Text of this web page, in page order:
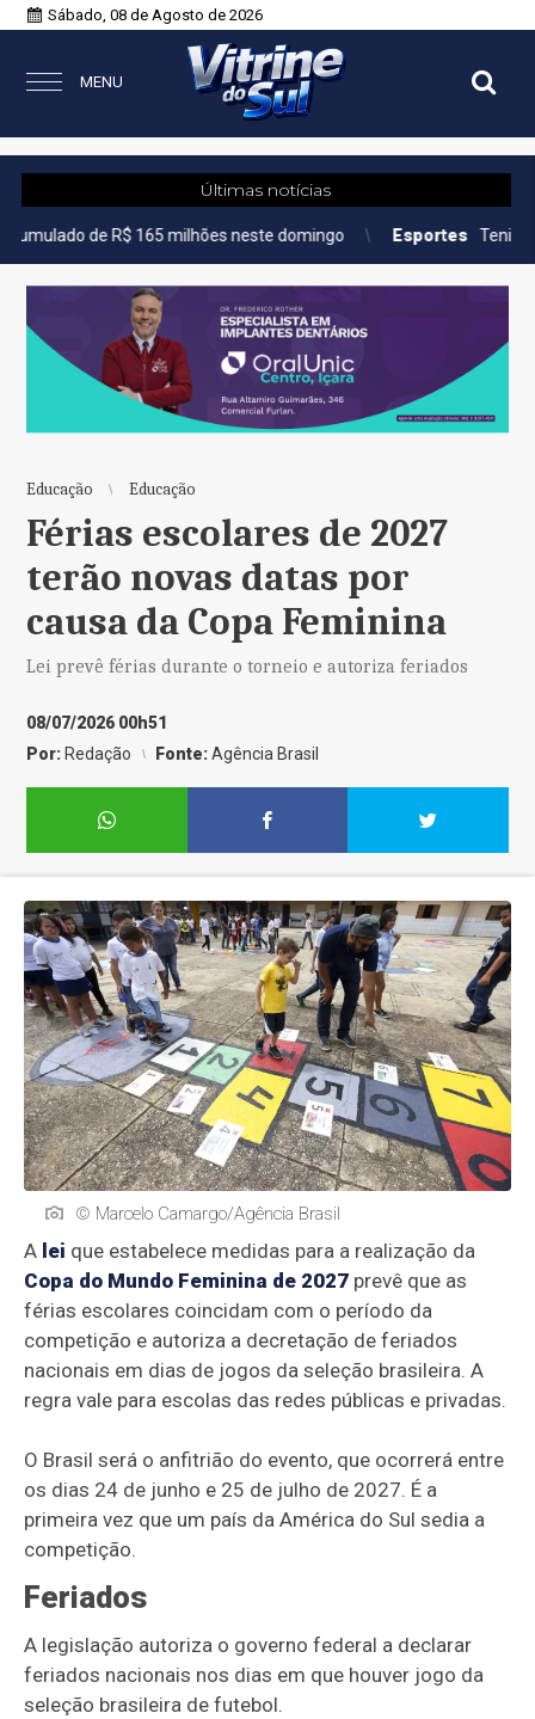
Sábado, 08 de Agosto de 2026
MENU
Últimas notícias
R$ 165 milhões neste domingo Esportes Tenista Bia
Educação Educação
Férias escolares de 2027
terão novas datas por
causa da Copa Feminina
Lei prevê férias durante o torneio e autoriza feriados
08/07/2026 00h51
Por: Redação Fonte:Agência Brasil
© Marcelo Camargo/Agência Brasil
A lei que estabelece medidas para a realização da
Copa do Mundo Feminina de 2027 prevê que as
férias escolares coincidam com o período da
competição e autoriza a decretação de feriados
nacionais em dias de jogos da seleção brasileira. A
regra vale para escolas das redes públicas e privadas.
O Brasil será o anfitrião do evento, que ocorrerá entre
os dias 24 de junho e 25 de julho de 2027. É a
primeira vez que um país da América do Sul sedia a
competição.
Feriados
A legislação autoriza o governo federal a declarar
feriados nacionais nos dias em que houver jogo da
seleção brasileira de futebol.